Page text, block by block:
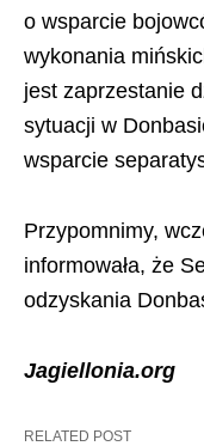
o wsparcie
wykonania
jest zaprzestanie
sytuacji w
wsparcie
Przypomnimy,
informowała, że
odzyskania
Jagiellonia.org
RELATED POST